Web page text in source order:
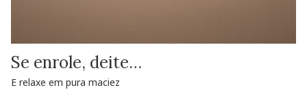
Se enrole, deite…
E relaxe em pura maciez